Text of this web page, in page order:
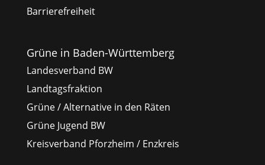
Barrierefreiheit
Grüne in Baden-Württemberg
Landesverband BW
Landtagsfraktion
Grüne / Alternative in den Räten
Grüne Jugend BW
Kreisverband Pforzheim / Enzkreis